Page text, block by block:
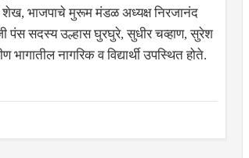
शेख, भाजपाचे मुरूम मंडळ अध्यक्ष निरजानंद
पंस सदस्य उल्हास घुरघुरे, सुधीर चव्हाण, सुरेश
नागरिक व विद्यार्थी उपस्थित होते.